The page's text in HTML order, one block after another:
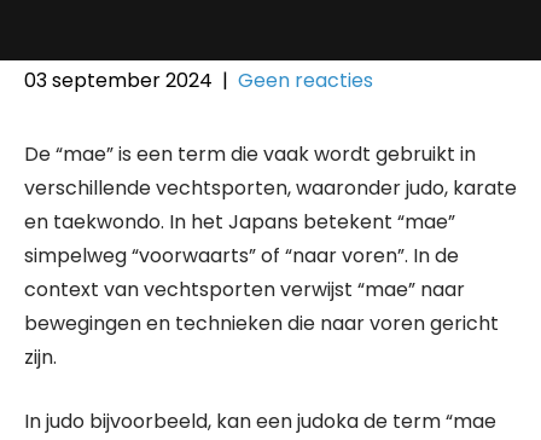
03 september 2024 | Geen reacties
De “mae” is een term die vaak wordt gebruikt in
verschillende vechtsporten, waaronder judo, karate
en taekwondo. In het Japans betekent “mae”
simpelweg “voorwaarts” of “naar voren”. In de
context van vechtsporten verwijst “mae” naar
bewegingen en technieken die naar voren gericht
zijn.
In judo bijvoorbeeld, kan een judoka de term “mae